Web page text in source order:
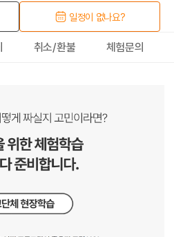
일정이 없나요?
취소/환불 체험문의